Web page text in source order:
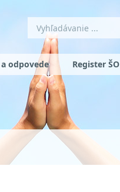
odpovede Register ŠO